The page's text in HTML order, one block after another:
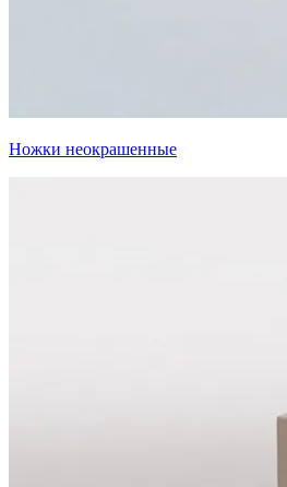
Ножки неокрашенные